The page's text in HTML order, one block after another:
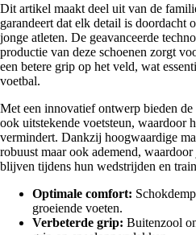
Dit artikel maakt deel uit van de
garandeert dat elk detail is doordacht
jonge atleten. De geavanceerde
productie van deze schoenen zorgt
een betere grip op het veld, wat
voetbal.
Met een innovatief ontwerp bieden
ook uitstekende voetsteun, waardoor
vermindert. Dankzij hoogwaardige
robuust maar ook ademend,
blijven tijdens hun wedstrijden en
Optimale comfort:
groeiende voeten.
Verbeterde grip: Buitenzool